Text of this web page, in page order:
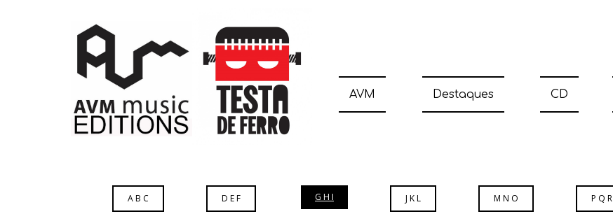
Destaques
AVM CD
A B C D E F G H I J K L M N O P Q R